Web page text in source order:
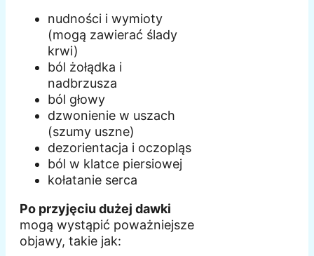
nudności i wymioty
(mogą zawierać ślady
krwi)
ból żołądka i
nadbrzusza
ból głowy
dzwonienie w uszach
(szumy uszne)
dezorientacja i oczopląs
ból w klatce piersiowej
kołatanie serca
Po przyjęciu dużej dawki
mogą wystąpić poważniejsze
objawy, takie jak: